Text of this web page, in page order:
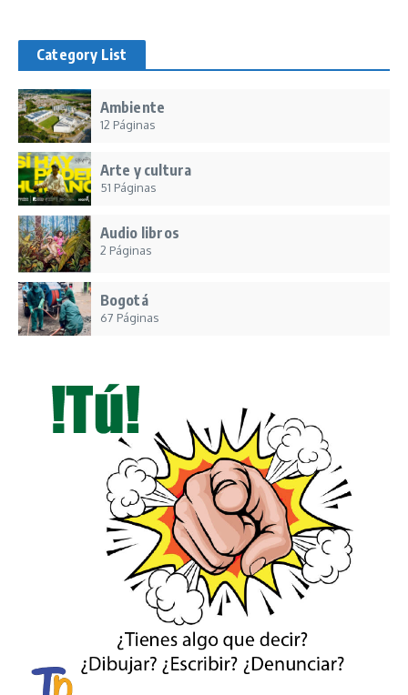
Category List
Ambiente
12 Páginas
Arte y cultura
51 Páginas
Audio libros
2 Páginas
Bogotá
67 Páginas